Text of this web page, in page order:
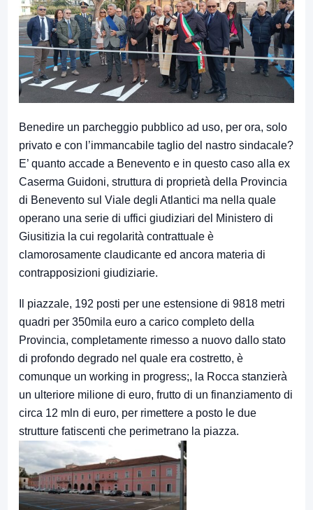
Benedire un parcheggio pubblico ad uso, per ora, solo
privato e con l’immancabile taglio del nastro sindacale?
E’ quanto accade a Benevento e in questo caso alla ex
Caserma Guidoni, struttura di proprietà della Provincia
di Benevento sul Viale degli Atlantici ma nella quale
operano una serie di uffici giudiziari del Ministero di
Giusitizia la cui regolarità contrattuale è
clamorosamente claudicante ed ancora materia di
contrapposizioni giudiziarie.
Il piazzale, 192 posti per une estensione di 9818 metri
quadri per 350mila euro a carico completo della
Provincia, completamente rimesso a nuovo dallo stato
di profondo degrado nel quale era costretto, è
comunque un working in progress;, la Rocca stanzierà
un ulteriore milione di euro, frutto di un finanziamento di
circa 12 mln di euro, per rimettere a posto le due
strutture fatiscenti che perimetrano la piazza.